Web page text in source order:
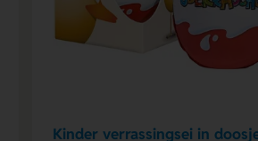
Kinder verrassingsei in